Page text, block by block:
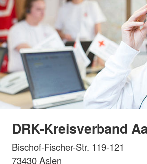
DRK-Kreisverband
Bischof-Fischer-Str. 119-121
73430 Aalen